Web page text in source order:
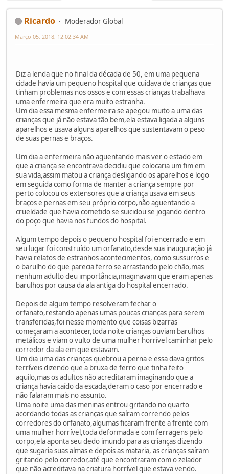
Ricardo Moderador Global
Março 05, 2018, 12:02:34 AM
Diz a lenda que no final da década de 50, em uma pequena
cidade havia um pequeno hospital que cuidava de crianças que
tinham problemas nos ossos e com essas crianças trabalhava
uma enfermeira que era muito estranha.
Um dia essa mesma enfermeira se apegou muito a uma das
crianças que já não estava tão bem,ela estava ligada a alguns
aparelhos e usava alguns aparelhos que sustentavam o peso
de suas pernas e braços.
Um dia a enfermeira não aguentando mais ver o estado em
que a criança se encontrava decidiu que colocaria um fim em
sua vida,assim matou a criança desligando os aparelhos e logo
em seguida como forma de manter a criança sempre por
perto colocou os extensores que a criança usava em seus
braços e pernas em seu próprio corpo,não aguentando a
crueldade que havia cometido se suicidou se jogando dentro
do poço que havia nos fundos do hospital.
Algum tempo depois o pequeno hospital foi encerrado e em
seu lugar foi construído um orfanato,desde sua inauguração já
havia relatos de estranhos acontecimentos, como sussurros e
o barulho do que parecia ferro se arrastando pelo chão,mas
nenhum adulto deu importância,imaginavam que eram apenas
barulhos por causa da ala antiga do hospital encerrado.
Depois de algum tempo resolveram fechar o
orfanato,restando apenas umas poucas crianças para serem
transferidas,foi nesse momento que coisas bizarras
começaram a acontecer,toda noite crianças ouviam barulhos
metálicos e viam o vulto de uma mulher horrível caminhar pelo
corredor da ala em que estavam.
Um dia uma das crianças quebrou a perna e essa dava gritos
terríveis dizendo que a bruxa de ferro que tinha feito
aquilo,mas os adultos não acreditaram imaginando que a
criança havia caído da escada,deram o caso por encerrado e
não falaram mais no assunto.
Uma noite uma das meninas entrou gritando no quarto
acordando todas as crianças que saíram correndo pelos
corredores do orfanato,algumas ficaram frente a frente com
uma mulher horrível,toda deformada e com ferragens pelo
corpo,ela aponta seu dedo imundo para as crianças dizendo
que sugaria suas almas e depois as mataria, as crianças saíram
gritando pelo corredor,até que encontraram com o zelador
que não acreditava na criatura horrível que estava vendo.